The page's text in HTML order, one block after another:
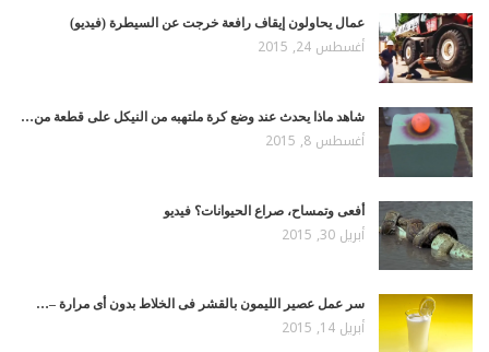
عمال يحاولون إيقاف رافعة خرجت عن السيطرة (فيديو)
أغسطس 24, 2015
شاهد ماذا يحدث عند وضع كرة ملتهبه من النيكل على قطعة من…
أغسطس 8, 2015
أفعى وتمساح، صراع الحيوانات؟ فيديو
أبريل 30, 2015
سر عمل عصير الليمون بالقشر فى الخلاط بدون أى مرارة –…
أبريل 14, 2015